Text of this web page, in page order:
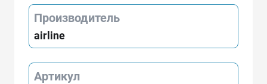
Производитель
airline
Артикул